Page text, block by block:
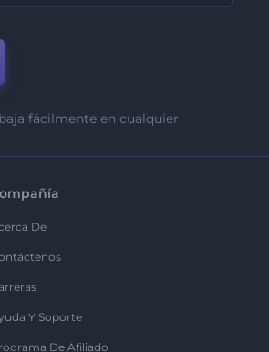
fácilmente en cualquier
De
Y Soporte
De Afiliado